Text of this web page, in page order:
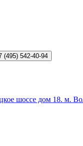
(495) 542-40-94
шоссе дом 18. м.